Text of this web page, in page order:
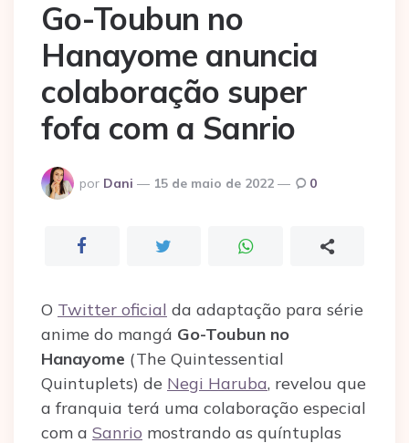
Go-Toubun no
Hanayome anuncia
colaboração super
fofa com a Sanrio
Postado
por
por Dani 15 de maio de 2022 0
O Twitter oficial da adaptação para série
anime do mangá Go-Toubun no
Hanayome (The Quintessential
Quintuplets) de Negi Haruba, revelou que
a franquia terá uma colaboração especial
com a Sanrio mostrando as quíntuplas